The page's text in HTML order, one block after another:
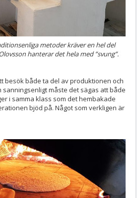
metoder kräver en hel del
hanterar det hela med ”svung”.
besök både ta del av produktionen och
sanningsenligt måste det sägas att både
i samma klass som det hembakade
bjöd på. Något som verkligen är